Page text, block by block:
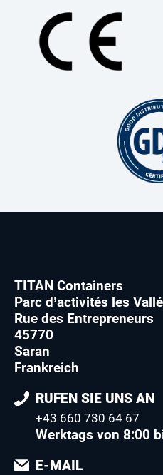
TITAN Containers
Parc d’activités les
Rue des Entrepreneurs
45770
Saran
Frankreich
RUFEN SIE UNS AN
+43 660 730 64 67
Werktags von 8:00
E-MAIL